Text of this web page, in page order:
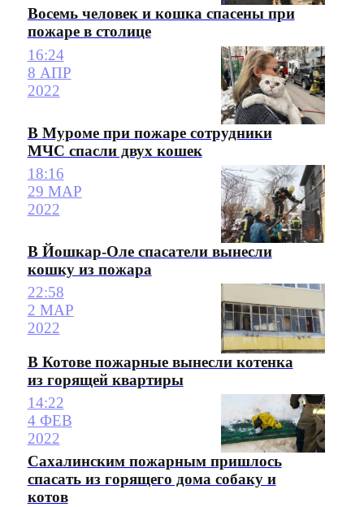
Восемь человек и кошка спасены при
пожаре в столице
16:24
8 АПР
2022
В Муроме при пожаре сотрудники
МЧС спасли двух кошек
18:16
29 МАР
2022
В Йошкар-Оле спасатели вынесли
кошку из пожара
22:58
2 МАР
2022
В Котове пожарные вынесли котенка
из горящей квартиры
14:22
4 ФЕВ
2022
Сахалинским пожарным пришлось
спасать из горящего дома собаку и
котов